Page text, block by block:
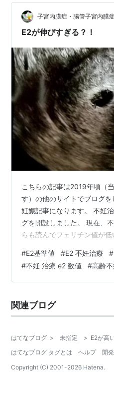
子宮内膜症・腸管子宮内膜
E2が伸びすぎる？！
こちらの記事は2019年頃（
す）の他のサイトでブログ
妊娠記事になります。 不妊
グを開設しました。 現在、
らも読んでフェリチン値が
膜症・腸管子宮内膜症の体験
がかなり痛い そして少し便
くなったけど、昨日の買い
びてたら薬を変えた事もある
ですが、ホルモンバラン…
#E2基準値 #E2 不妊治療 #
#不妊 治療 e2 数値 #高齢
関連ブログ
はてなブログ > 未指定 > E2が高
はてなブログ タグとは
ヘルプ 開
Copyright (C) 2001-2026 Hatena.